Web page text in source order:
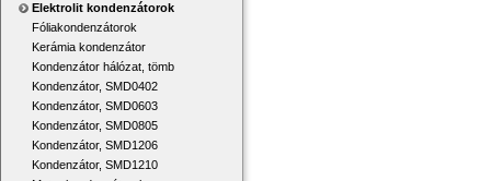
Elektrolit kondenzátorok
Fóliakondenzátorok
Kerámia kondenzátor
Kondenzátor hálózat, tömb
Kondenzátor, SMD0402
Kondenzátor, SMD0603
Kondenzátor, SMD0805
Kondenzátor, SMD1206
Kondenzátor, SMD1210